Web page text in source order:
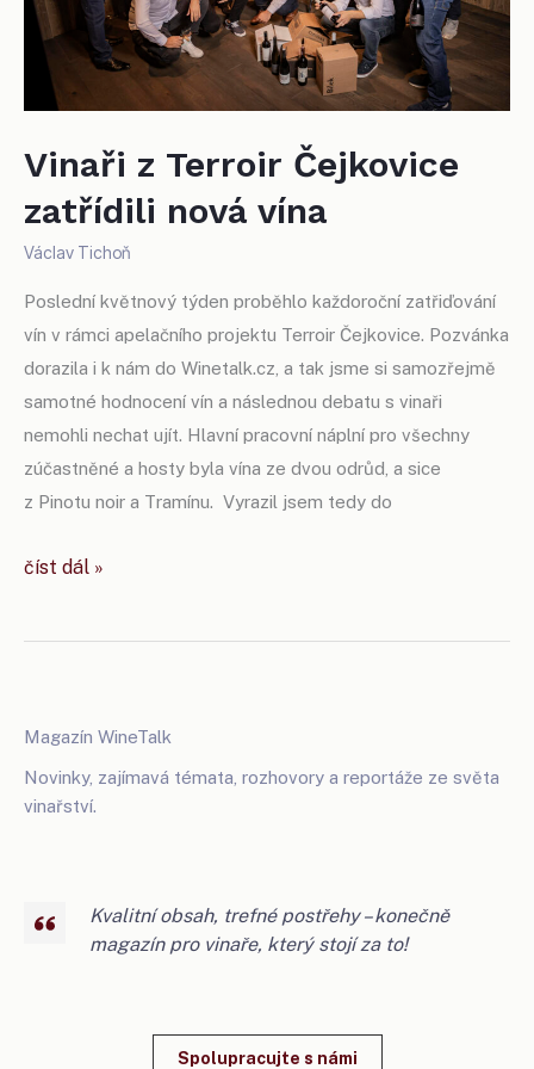
Vinaři z Terroir Čejkovice
zatřídili nová vína
Václav Tichoň
Poslední květnový týden proběhlo každoroční zatřiďování
vín v rámci apelačního projektu Terroir Čejkovice. Pozvánka
dorazila i k nám do Winetalk.cz, a tak jsme si samozřejmě
samotné hodnocení vín a následnou debatu s vinaři
nemohli nechat ujít. Hlavní pracovní náplní pro všechny
zúčastněné a hosty byla vína ze dvou odrůd, a sice
z Pinotu noir a Tramínu. Vyrazil jsem tedy do
vinaři
číst dál »
Magazín WineTalk
Novinky, zajímavá témata, rozhovory a reportáže ze světa
vinařství.
Kvalitní obsah, trefné postřehy – konečně
magazín pro vinaře, který stojí za to!
Spolupracujte s námi